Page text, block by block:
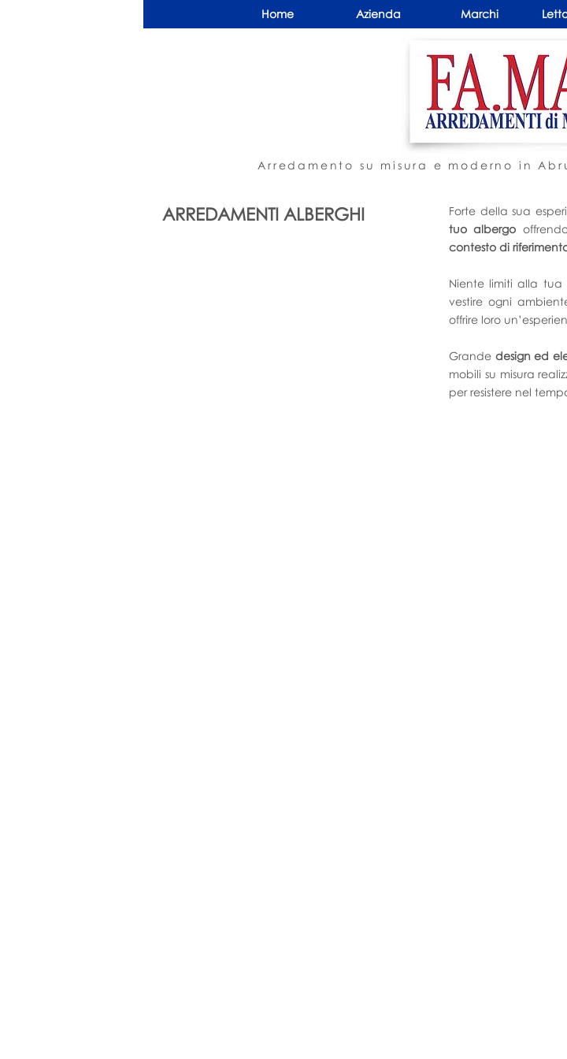
Home Azienda Marchi
Arredamento su misura e moderno in
ARREDAMENTI ALBERGHI Forte della sua
tuo albergo
contesto di
Niente limiti alla tua
vestire ogni
offrire loro
Grande design ed
mobili su misura
per resistere nel